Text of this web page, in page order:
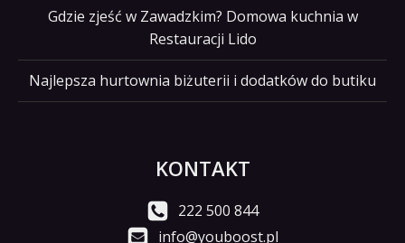
Gdzie zjeść w Zawadzkim? Domowa kuchnia w
Restauracji Lido
Najlepsza hurtownia biżuterii i dodatków do butiku
KONTAKT
222 500 844
info@youboost.pl